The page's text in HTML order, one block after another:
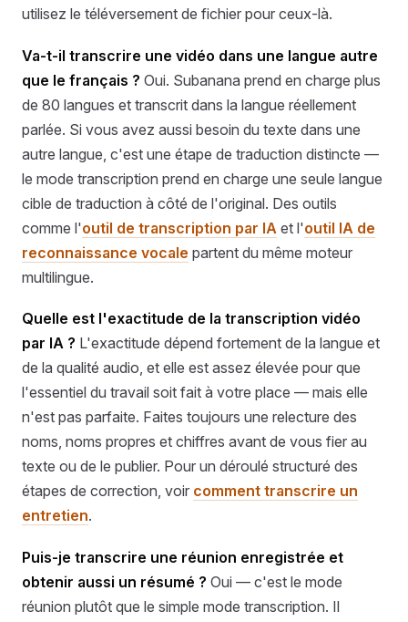
utilisez le téléversement de fichier pour ceux-là.
Va-t-il transcrire une vidéo dans une langue autre
que le français ? Oui. Subanana prend en charge plus
de 80 langues et transcrit dans la langue réellement
parlée. Si vous avez aussi besoin du texte dans une
autre langue, c'est une étape de traduction distincte —
le mode transcription prend en charge une seule langue
cible de traduction à côté de l'original. Des outils
comme l'outil de transcription par IA et l'outil IA de
reconnaissance vocale partent du même moteur
multilingue.
Quelle est l'exactitude de la transcription vidéo
par IA ? L'exactitude dépend fortement de la langue et
de la qualité audio, et elle est assez élevée pour que
l'essentiel du travail soit fait à votre place — mais elle
n'est pas parfaite. Faites toujours une relecture des
noms, noms propres et chiffres avant de vous fier au
texte ou de le publier. Pour un déroulé structuré des
étapes de correction, voir comment transcrire un
entretien.
Puis-je transcrire une réunion enregistrée et
obtenir aussi un résumé ? Oui — c'est le mode
réunion plutôt que le simple mode transcription. Il